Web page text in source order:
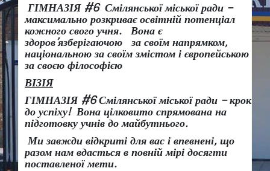
ГІМНАЗІЯ #6 Смілянської міської ради –
максимально розкриває освітній потенціал
кожного свого учня.
Вона є
здоров’язберігаючою за своїм напрямком,
національною за своїм змістом і європейською
за своєю філософією
ВІЗІЯ
ГІМНАЗІЯ #6 Смілянської міської ради – крок
до успіху! Вона цілковито спрямована на
підготовку учнів до майбутнього.
Ми завжди відкриті для вас і впевнені, що
разом нам вдасться в повній мірі досягти
поставленої мети.